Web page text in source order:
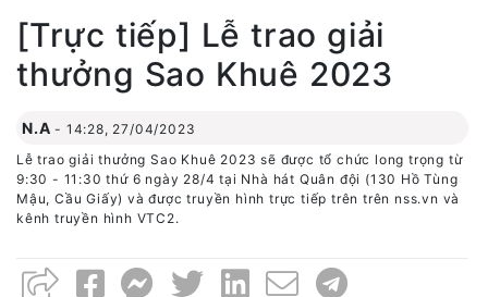
[Trực tiếp] Lễ trao giải
thưởng Sao Khuê 2023
N.A - 14:28, 27/04/2023
Lễ trao giải thưởng Sao Khuê 2023 sẽ được tổ chức long trọng từ
9:30 - 11:30 thứ 6 ngày 28/4 tại Nhà hát Quân đội (130 Hồ Tùng
Mậu, Cầu Giấy) và được truyền hình trực tiếp trên trên nss.vn và
kênh truyền hình VTC2.